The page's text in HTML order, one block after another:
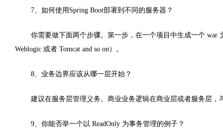
7、如何使用Spring Boot部署到不同的服务器？
你需要做下面两个步骤。 第一步，在一个项目中生成一个 war
Weblogic 或者 Tomcat and so on）。
8、业务边界应该从哪一层开始？
建议在服务层管理义务。商业业务逻辑在商业层或者服务层
9、你能否举一个以 ReadOnly 为事务管理的例子？